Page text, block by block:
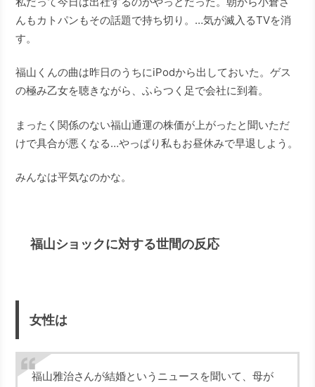
んもカトパンもその話題で持ち切り。…気が滅入るTVを消
す。
福山くんの曲は昨日のうちにiPodから出しておいた。ゲス
の極み乙女を聴きながら、ふらつく足で会社に到着。
まったく関係のない福山通運の株価が上がったと聞いただ
けで具合が悪くなる…やっぱり私もお昼休みで早退しよう。
みんなは平気なのかな。
福山ショックに対する世間の反応
女性は
福山雅治さんが結婚というニュースを聞いて、母が